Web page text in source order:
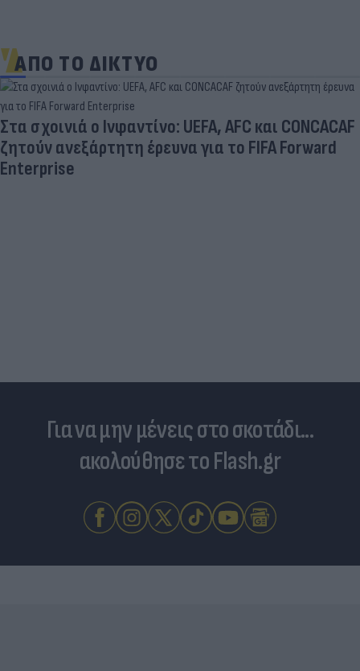
ΑΠΟ ΤΟ ΔΙΚΤΥΟ
Στα σχοινιά ο Ινφαντίνο: UEFA, AFC και CONCACAF
ζητούν ανεξάρτητη έρευνα για το FIFA Forward
Enterprise
Για να μην μένεις στο σκοτάδι...
ακολούθησε το Flash.gr